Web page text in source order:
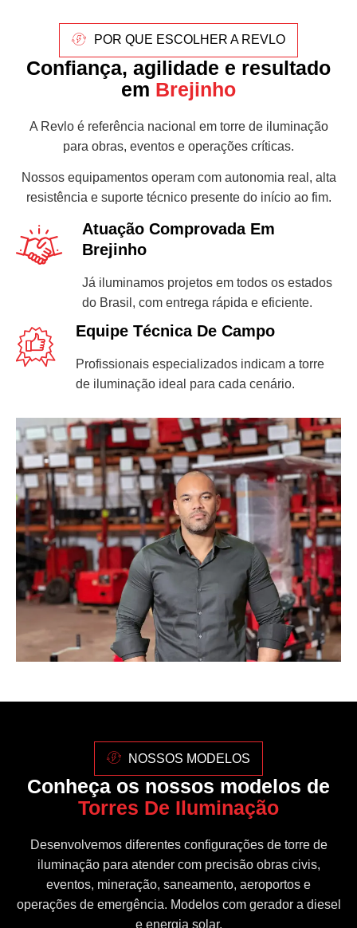
POR QUE ESCOLHER A REVLO
Confiança, agilidade e resultado
em Brejinho
A Revlo é referência nacional em torre de iluminação
para obras, eventos e operações críticas.
Nossos equipamentos operam com autonomia real, alta
resistência e suporte técnico presente do início ao fim.
Atuação Comprovada Em
Brejinho
Já iluminamos projetos em todos os estados
do Brasil, com entrega rápida e eficiente.
Equipe Técnica De Campo
Profissionais especializados indicam a torre
de iluminação ideal para cada cenário.
NOSSOS MODELOS
Conheça os nossos modelos de
Torres De Iluminação
Desenvolvemos diferentes configurações de torre de
iluminação para atender com precisão obras civis,
eventos, mineração, saneamento, aeroportos e
operações de emergência. Modelos com gerador a diesel
e energia solar.